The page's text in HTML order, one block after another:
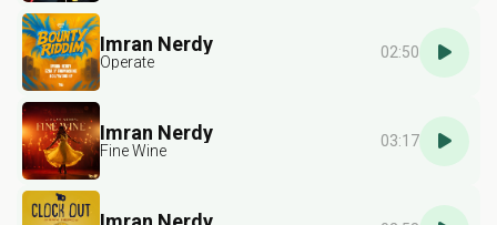
Imran Nerdy
Operate
02:50
Imran Nerdy
Fine Wine
03:17